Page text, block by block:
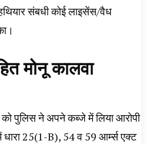
संबधी कोई लाइसेंस/वैध
मोनू कालवा
को पुलिस ने अपने कब्जे में लिया आरोपी
25(1-B), 54 व 59 आर्म्स एक्ट